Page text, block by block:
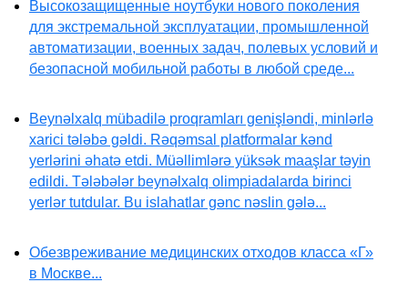
Высокозащищенные ноутбуки нового поколения
для экстремальной эксплуатации, промышленной
автоматизации, военных задач, полевых условий и
безопасной мобильной работы в любой среде...
Beynəlxalq mübadilə proqramları genişləndi, minlərlə
xarici tələbə gəldi. Rəqəmsal platformalar kənd
yerlərini əhatə etdi. Müəllimlərə yüksək maaşlar təyin
edildi. Tələbələr beynəlxalq olimpiadalarda birinci
yerlər tutdular. Bu islahatlar gənc nəslin gələ...
Обезвреживание медицинских отходов класса «Г»
в Москве...